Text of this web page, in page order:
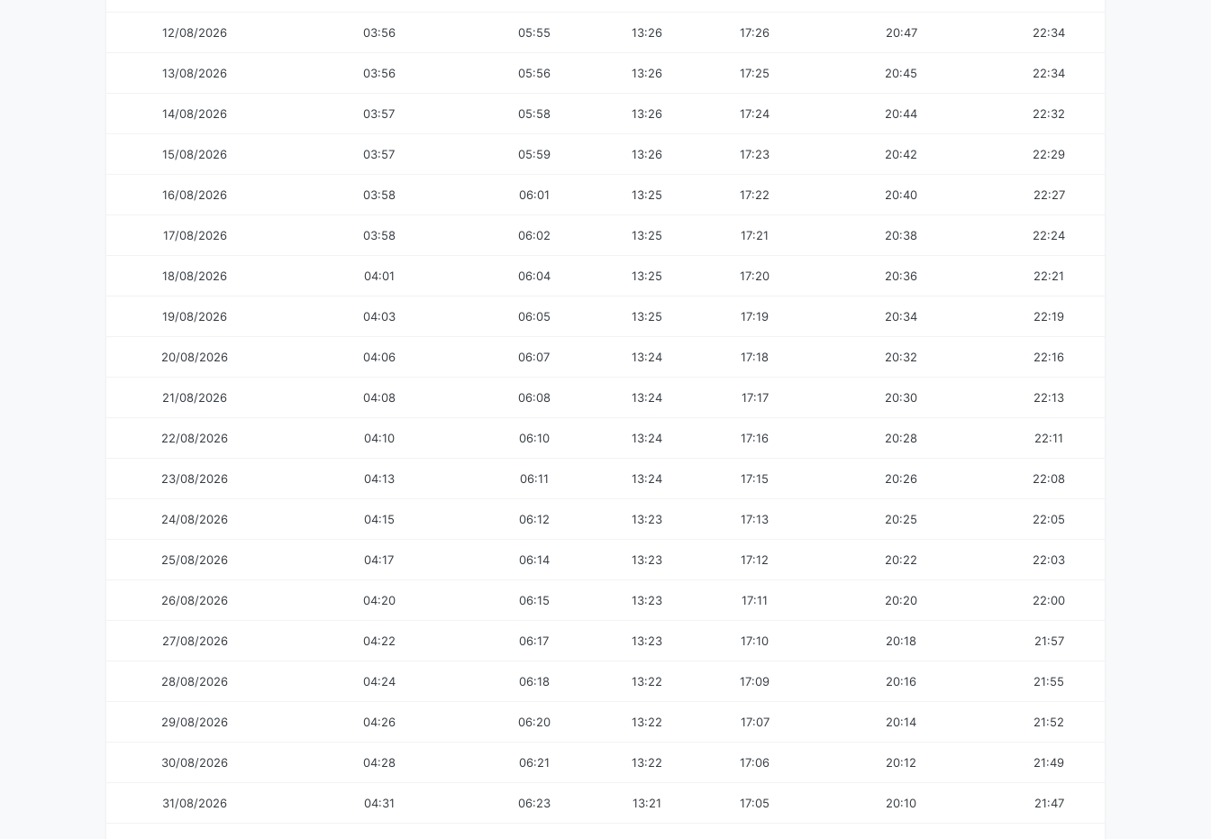
12/08/2026 03:56 05:55 13:26 17:26 20:47 22:34
13/08/2026 03:56 05:56 13:26 17:25 20:45 22:34
14/08/2026 03:57 05:58 13:26 17:24 20:44 22:32
15/08/2026 03:57 05:59 13:26 17:23 20:42 22:29
16/08/2026 03:58 06:01 13:25 17:22 20:40 22:27
17/08/2026 03:58 06:02 13:25 17:21 20:38 22:24
18/08/2026 04:01 06:04 13:25 17:20 20:36 22:21
19/08/2026 04:03 06:05 13:25 17:19 20:34 22:19
20/08/2026 04:06 06:07 13:24 17:18 20:32 22:16
21/08/2026 04:08 06:08 13:24 17:17 20:30 22:13
22/08/2026 04:10 06:10 13:24 17:16 20:28 22:11
23/08/2026 04:13 06:11 13:24 17:15 20:26 22:08
24/08/2026 04:15 06:12 13:23 17:13 20:25 22:05
25/08/2026 04:17 06:14 13:23 17:12 20:22 22:03
26/08/2026 04:20 06:15 13:23 17:11 20:20 22:00
27/08/2026 04:22 06:17 13:23 17:10 20:18 21:57
28/08/2026 04:24 06:18 13:22 17:09 20:16 21:55
29/08/2026 04:26 06:20 13:22 17:07 20:14 21:52
30/08/2026 04:28 06:21 13:22 17:06 20:12 21:49
31/08/2026 04:31 06:23 13:21 17:05 20:10 21:47